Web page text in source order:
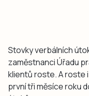
Stovky verbálních
zaměstnanci Úřadu
klientů roste. A roste
první tři měsíce roku